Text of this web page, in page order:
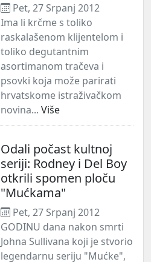
Pet, 27 Srpanj 2012
Ima li krčme s toliko
raskalašenom klijentelom i
toliko degutantnim
asortimanom tračeva i
psovki koja može parirati
hrvatskome istraživačkom
novina... Više
Odali počast kultnoj
seriji: Rodney i Del Boy
otkrili spomen ploču
"Mućkama"
Pet, 27 Srpanj 2012
GODINU dana nakon smrti
Johna Sullivana koji je stvorio
legendarnu seriju "Mućke",